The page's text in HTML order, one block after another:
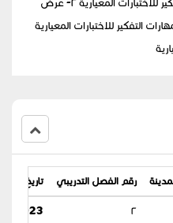
التفكير للاختبارات المعيارية
رقم الفصل التدريبي تاريخ
٢ / 26-06-1444